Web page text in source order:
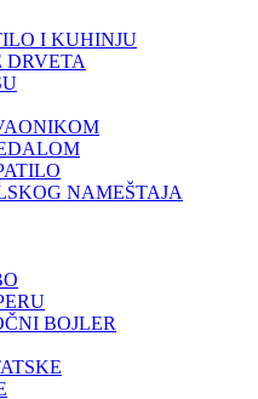
I KUHINJU
DRVETA
NAMEŠTAJA
BOJLER